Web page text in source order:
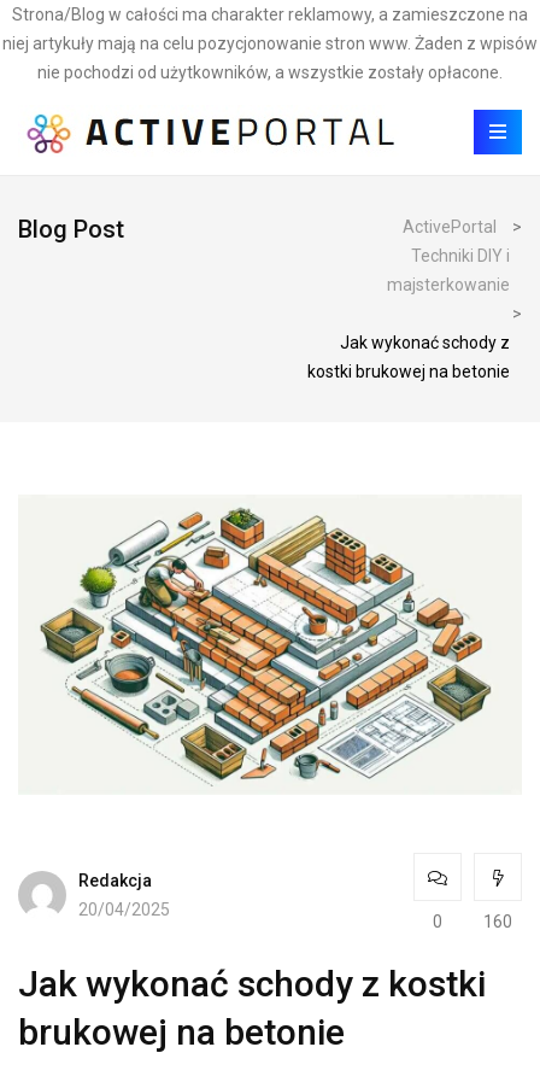
Strona/Blog w całości ma charakter reklamowy, a zamieszczone na
niej artykuły mają na celu pozycjonowanie stron www. Żaden z wpisów
nie pochodzi od użytkowników, a wszystkie zostały opłacone.
Blog Post ActivePortal
>
Techniki DIY i
majsterkowanie
>
Jak wykonać schody z
kostki brukowej na betonie
Redakcja
20/04/2025
0 160
Jak wykonać schody z kostki
brukowej na betonie